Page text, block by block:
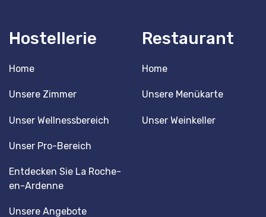
Hostellerie
Home
Unsere Zimmer
Unser Wellnessbereich
Unser Pro-Bereich
Entdecken Sie La Roche-
en-Ardenne
Unsere Angebote
Restaurant
Home
Unsere Menükarte
Unser Weinkeller